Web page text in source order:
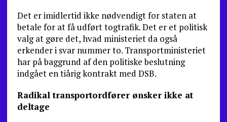
Det er imidlertid ikke nødvendigt for staten at
betale for at få udført togtrafik. Det er et politisk
valg at gøre det, hvad ministeriet da også
erkender i svar nummer to. Transportministeriet
har på baggrund af den politiske be­slutning
indgået en tiårig kontrakt med DSB.
Radikal transportordfører ønsker ikke at
deltage